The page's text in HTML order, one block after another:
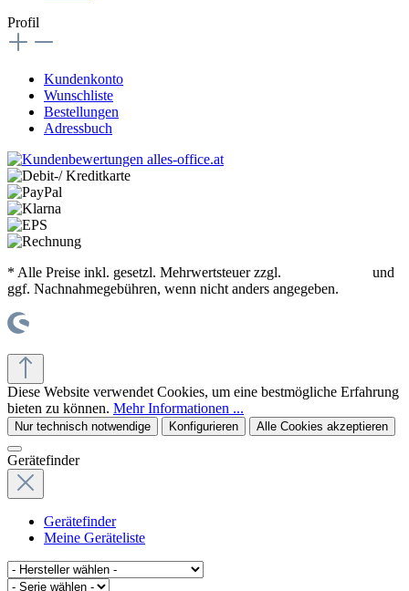
Profil
Kundenkonto
Wunschliste
Bestellungen
Adressbuch
* Alle Preise inkl. gesetzl. Mehrwertsteuer zzgl.
und
ggf. Nachnahmegebühren, wenn nicht anders angegeben.
Diese Website verwendet Cookies, um eine bestmögliche Erfahrung
bieten zu können. Mehr Informationen ...
Nur technisch notwendige Konfigurieren Alle Cookies akzeptieren
Gerätefinder
Gerätefinder
Meine Geräteliste